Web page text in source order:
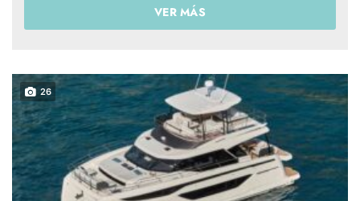
VER MÁS
26